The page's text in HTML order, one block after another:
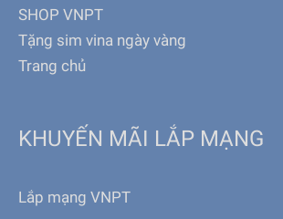
SHOP VNPT
Tặng sim vina ngày vàng
Trang chủ
KHUYẾN MÃI LẮP MẠNG
Lắp mạng VNPT